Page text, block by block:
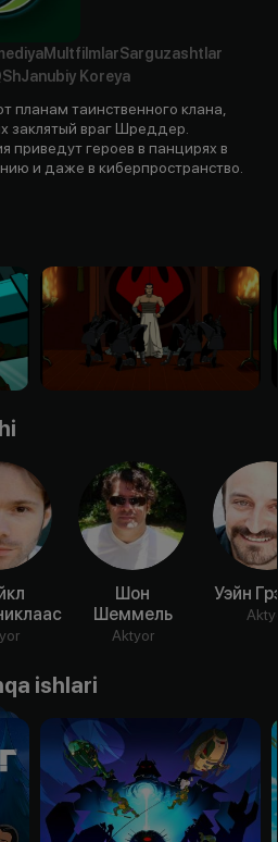
MultfilmlarSarguzashtlar
Janubiy Koreya
таинственного клана,
заклятый враг Шреддер.
героев в панцирях в
и даже в киберпространство.
Шон
Шеммель
Aktyor
Уэйн
ishlari